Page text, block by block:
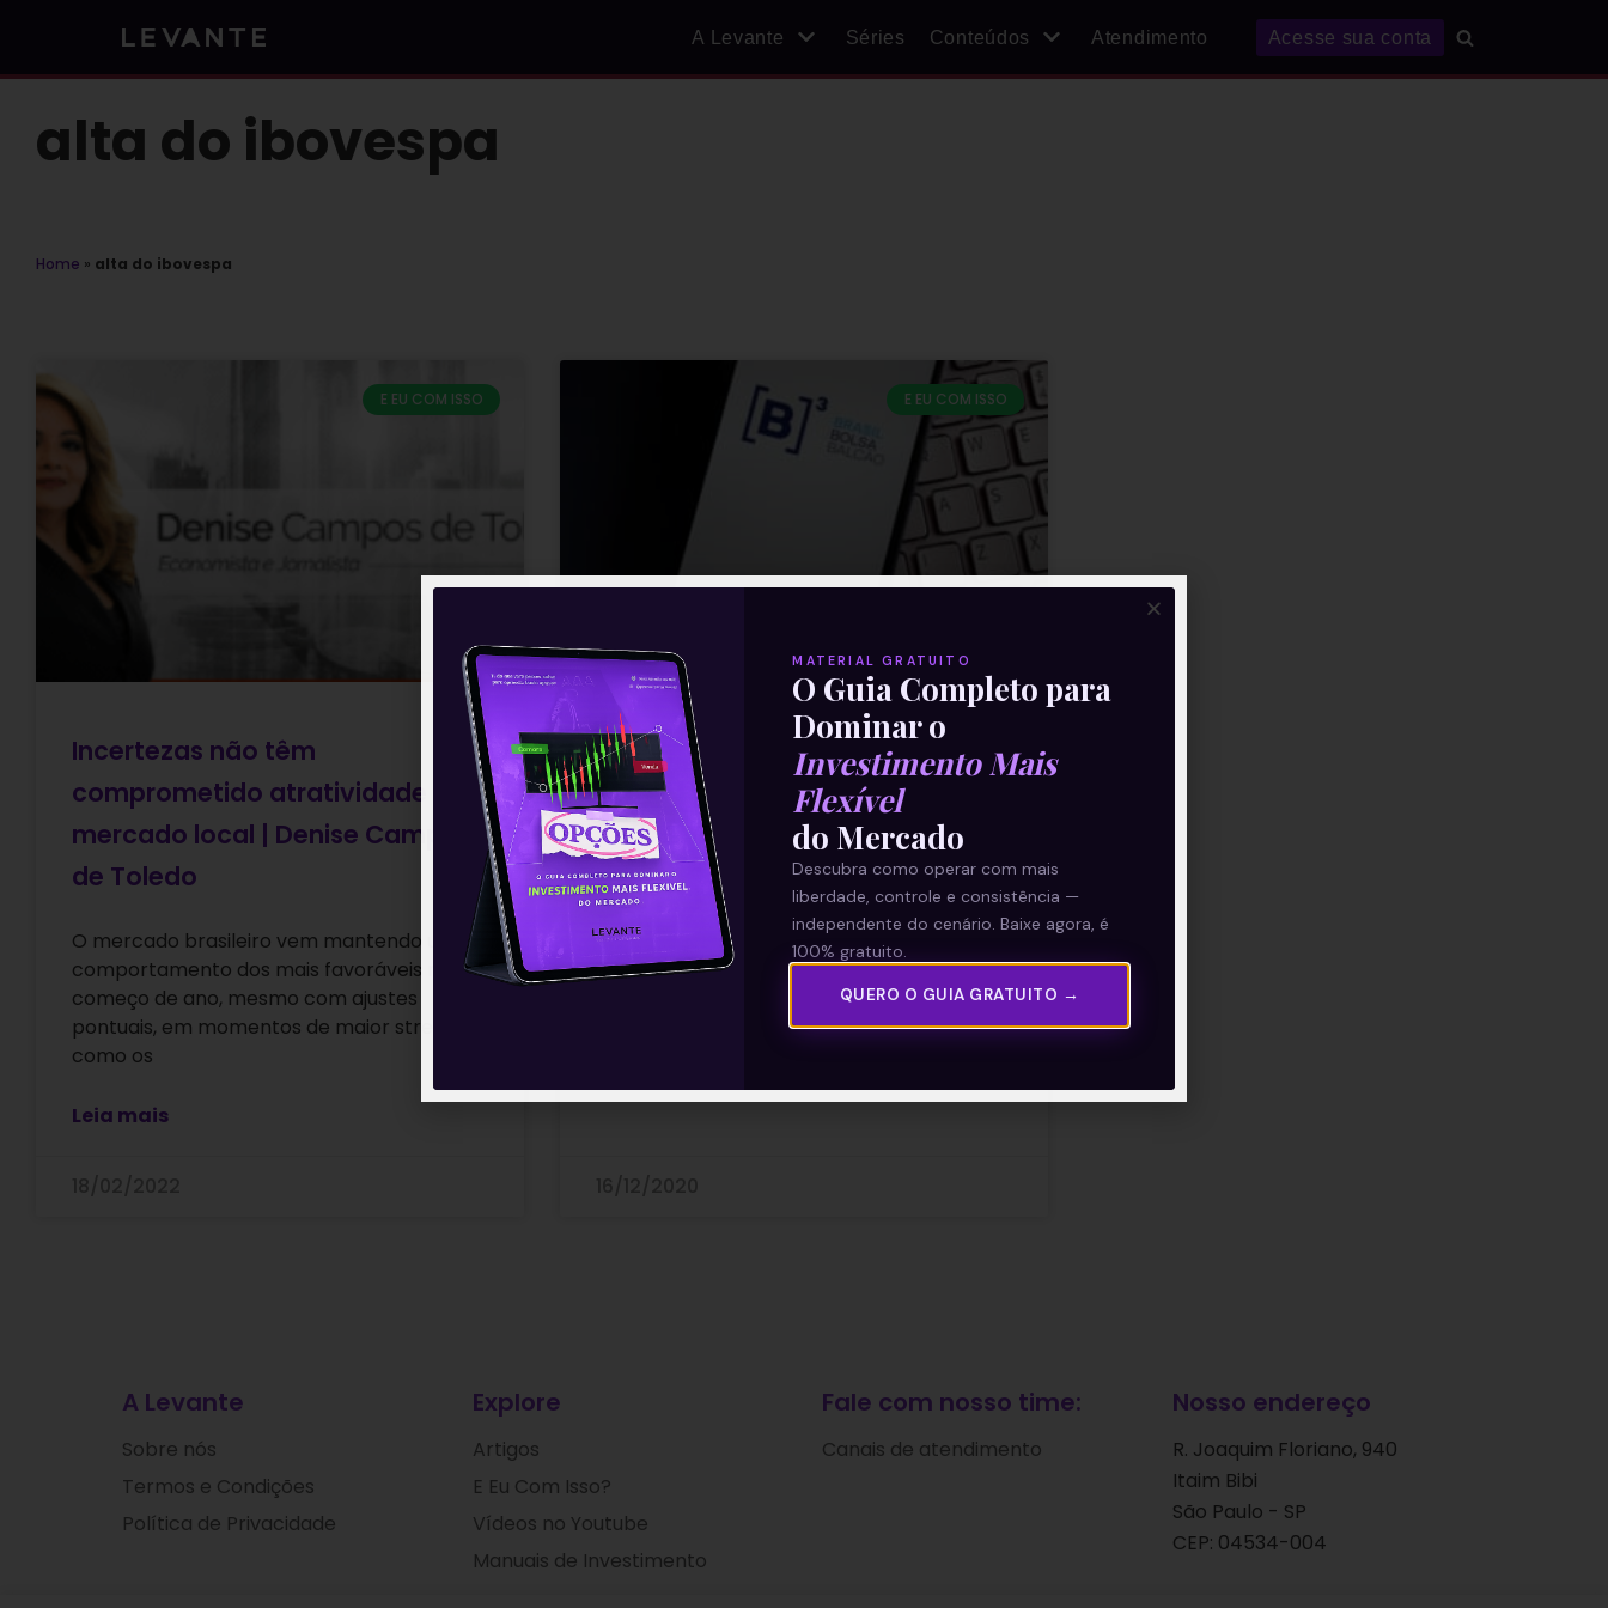
A Levante Séries Conteúdos Atendimento Acesse sua conta
alta do ibovespa
Home » alta do ibovespa
E EU COM ISSO
Incertezas não têm
comprometido atratividade do
mercado local | Denise Campos
de Toledo
O mercado brasileiro vem mantendo um
comportamento dos mais favoráveis neste
começo de ano, mesmo com ajustes
pontuais, em momentos de maior stress,
como os
Leia mais
E EU COM ISSO
Ibovespa zerou as perdas
Na ponta do lápis, a alta acumulada do ano
é pequena, apenas 0,4 por cento. Porém,
em retrospecto, ao fechar a 116.149 pontos
na terça-feira
Leia mais
A Levante
Sobre nós
Termos e Condições
Política de Privacidade
Explore
Artigos
E Eu Com Isso?
Vídeos no Youtube
Manuais de Investimento
Fale com nosso time:
Canais de atendimento
Nosso endereço
R. Joaquim Floriano, 940
Itaim Bibi
São Paulo - SP
CEP: 04534-004
MATERIAL GRATUITO
O Guia Completo para
Dominar o
Investimento Mais
Flexível
do Mercado
Descubra como operar com mais
liberdade, controle e consistência —
independente do cenário. Baixe agora, é
100% gratuito.
QUERO O GUIA GRATUITO →